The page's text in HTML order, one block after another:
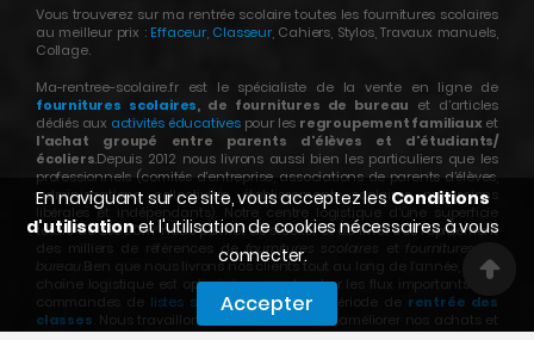
En naviguant sur ce site, vous acceptez les Conditions
d'utilisationet l'utilisation de cookies nécessaires à vous
connecter.
Accepter
Vous trouverez sur ma rentrée scolaire toutes les fournitures scolaires
au meilleur prix : Effaceur, Classeur, Cahiers, Stylos, Travaux manuels,
Collage.
Ma-rentree-scolaire.fr est le spécialiste de la vente en ligne de
fournitures scolaires, de fournitures de bureau et d’articles
dédiés aux activités éducativespour les regroupement familiaux et
l'achat groupé entre parents d'élèves et d'étudiants/
écoliers.Depuis 2012 nous livrons aussi bien les particuliers que les
professionnels (comités d’entreprise, associations de parents d’élèves,
administrations, collectivités, établissements scolaires, professions
libérales et indépendants). Notre centre logistique d’une superficie
totale de 25000m² nous permet de stocker et de livrer très rapidement
des milliers de références defournitures scolaires et fournitures de
bureau .Bien que nous livrons nos clients tout au long de l’année, notre
chaîne logistique est optimisée pour absorber les flux importants des
commandes de listes scolairespendant le période de rentrée des
classes . Nous travaillons continuellement à améliorer nos achats et